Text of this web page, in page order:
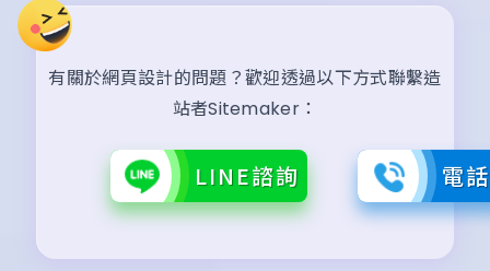
有關於網頁設計的問題？歡迎透過以下方式聯繫造
站者Sitemaker：
LINE諮詢 電